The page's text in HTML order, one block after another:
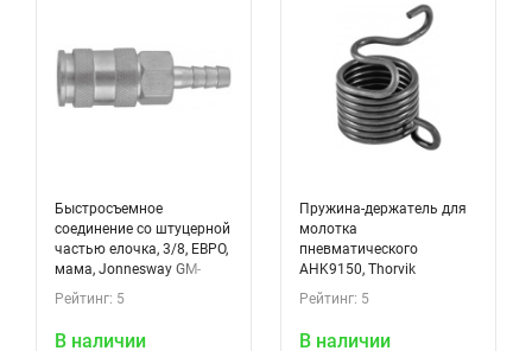
Быстросъемное
соединение со штуцерной
частью елочка, 3/8, ЕВРО,
мама, Jonnesway GM-
03AH
Рейтинг: 5
В наличии
Пружина-держатель для
молотка
пневматического
AHK9150, Thorvik
RKS29150 (52793)
Рейтинг: 5
В наличии